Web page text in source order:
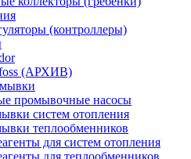
(контроллеры)
(АРХИВ)
промывочные насосы
систем отопления
теплообменников
для систем отопления
для теплообменников